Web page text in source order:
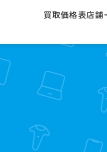
買取価格表店舗